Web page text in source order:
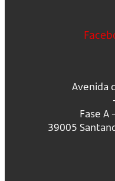
Avenida
Fase A
39005